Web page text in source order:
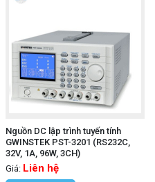
Nguồn DC lập trình tuyến tính
GWINSTEK PST-3201 (RS232C,
32V, 1A, 96W, 3CH)
Giá: Liên hệ